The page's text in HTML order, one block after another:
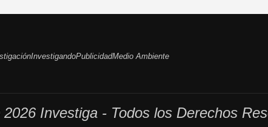
InvestigandoPublicidadMedio Ambiente
Investiga - Todos los Derechos